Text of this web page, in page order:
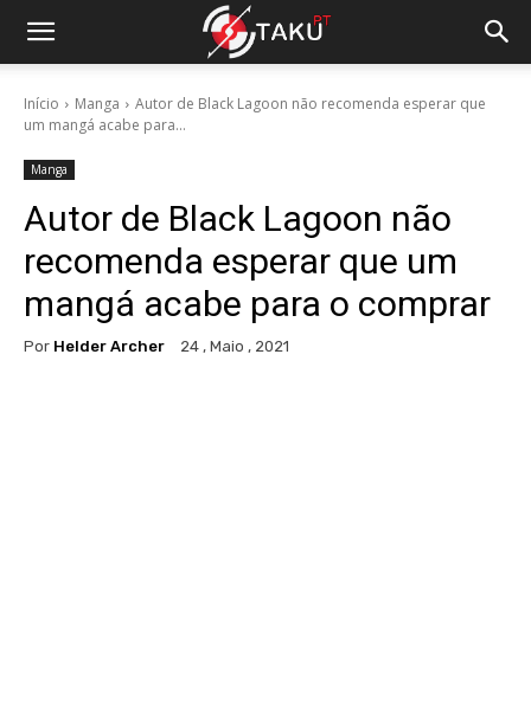
Início Manga
Autor de Black Lagoon não recomenda esperar que
um mangá acabe para...
Manga
Autor de Black Lagoon não
recomenda esperar que um
mangá acabe para o comprar
Por Helder Archer 24 , Maio , 2021